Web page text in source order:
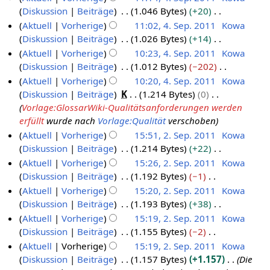
n
g
s
u
n
g
a
s
s
u
n
g
n
f
a
s
s
u
n
g
m
e
n
f
a
s
s
u
n
g
a
m
m
e
n
f
a
s
s
u
n
g
u
s
a
m
m
e
n
f
a
s
s
u
n
g
s
z
u
s
a
m
m
e
n
f
a
s
s
u
n
g
n
g
s
z
u
s
a
m
m
e
n
f
a
s
s
u
n
g
i
t
u
n
g
s
z
u
s
a
m
m
e
n
f
a
s
s
u
n
b
e
i
t
u
n
g
s
z
u
s
a
m
m
e
n
f
a
s
s
a
r
b
e
i
t
u
n
g
s
z
u
s
a
m
m
e
n
f
a
B
e
a
r
b
e
i
t
u
n
g
s
z
u
s
a
m
m
e
n
n
e
B
e
a
r
b
e
i
t
u
n
g
s
z
u
s
a
m
m
e
i
n
e
B
e
a
r
b
i
t
u
n
g
s
z
u
s
a
Diskussion
Beiträge 1.046 Bytes
+20
K
e
i
n
e
B
e
a
r
b
e
i
t
u
n
g
s
z
u
Aktuell Vorherige 11:02, 4. Sep. 2011
Kowa
Diskussion
Beiträge 1.026 Bytes
+14
K
e
i
n
e
B
e
a
r
b
e
i
t
u
n
g
s
Aktuell Vorherige 10:23, 4. Sep. 2011
Kowa
Diskussion
Beiträge 1.012 Bytes
−202
K
e
i
n
e
B
e
a
r
b
e
i
t
u
n
Aktuell Vorherige 10:20, 4. Sep. 2011
Kowa
Diskussion
Beiträge K 1.214 Bytes
0
Vorlage:GlossarWiki-Qualitätsanforderungen werden
erfülltwurde nach Vorlage:Qualitätverschoben
e
m
Aktuell Vorherige 15:51, 2. Sep. 2011
Kowa
Diskussion
Beiträge 1.214 Bytes
+22
K
e
i
n
e
B
e
a
r
Aktuell Vorherige 15:26, 2. Sep. 2011
Kowa
Diskussion
Beiträge 1.192 Bytes
−1
K
e
i
n
e
B
Aktuell Vorherige 15:20, 2. Sep. 2011
Kowa
Diskussion
Beiträge 1.193 Bytes
+38
K
e
i
n
Aktuell Vorherige 15:19, 2. Sep. 2011
Kowa
Diskussion
Beiträge 1.155 Bytes
−2
K
e
Aktuell Vorherige 15:19, 2. Sep. 2011
Kowa
Diskussion
Beiträge 1.157 Bytes +1.157
Die